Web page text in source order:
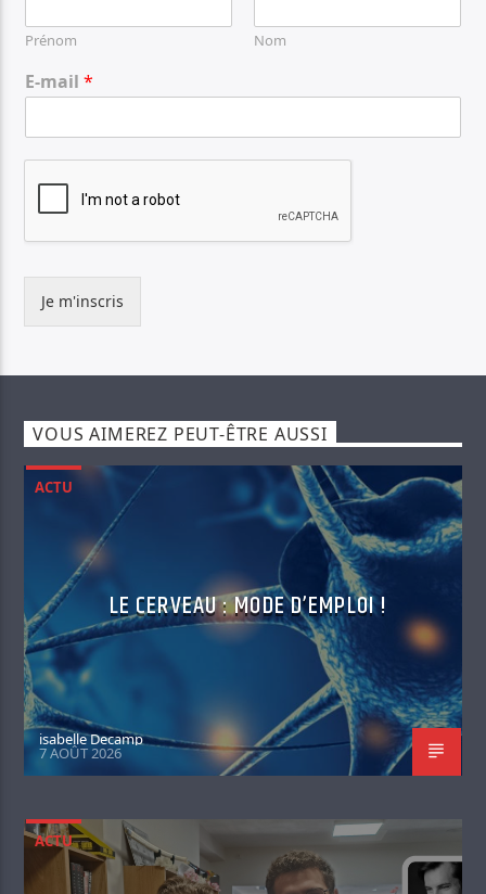
Prénom Nom
E-mail*
Je m'inscris
VOUS AIMEREZ PEUT-ÊTRE AUSSI
ACTU
LE CERVEAU : MODE D’EMPLOI !
isabelle Decamp
7 AOÛT 2026
ACTU